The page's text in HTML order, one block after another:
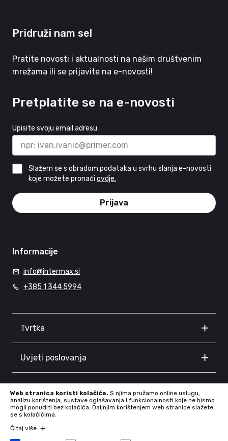
Pridruži nam se!
Pratite novosti i aktualnosti na našim društvenim
mrežama ili se prijavite na e-novosti!
Pretplatite se na e-novosti
Upisite svoju email adresu
Slažem se s obradom podataka u svrhu slanja e-novosti
koje možete pronaći ovdje.
Prijava
Informacije
info@intermax.si
+385 1 344 5994
Tvrtka
Uvjeti poslovanja
Web stranica koristi kolačiće. S njima pružamo online uslugu,
analizu korištenja, sustave oglašavanja i funkcionalnosti koje ne bismo
mogli ponuditi bez kolačića. Daljnjim korištenjem web stranice slažete
se s kolačićima.
Čitaj više